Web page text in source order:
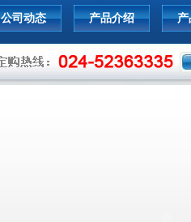
公司动态 产品介绍 产